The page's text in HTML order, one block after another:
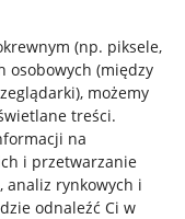
(np. piksele,
osobowych (między
, możemy
treści.
na
i przetwarzanie
analiz rynkowych i
odnaleźć Ci w